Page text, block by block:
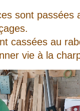
sont passées
cassées au
vie à la